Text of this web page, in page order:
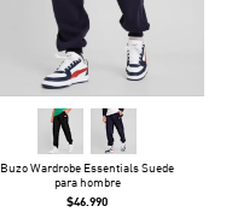
Buzo Wardrobe Essentials Suede
para hombre
$46.990